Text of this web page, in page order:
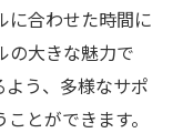
に合わせた時間に
の大きな魅力で
う、多様なサポ
とができます。